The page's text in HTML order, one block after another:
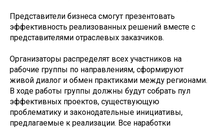
Представители бизнеса смогут презентовать
эффективность реализованных решений вместе с
представителями отраслевых заказчиков.
Организаторы распределят всех участников на
рабочие группы по направлениям, сформируют
живой диалог и обмен практиками между регионами.
В ходе работы группы должны будут собрать пул
эффективных проектов, существующую
проблематику и законодательные инициативы,
предлагаемые к реализации. Все наработки